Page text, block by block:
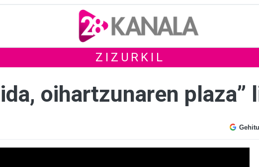
ZIZURKIL
oihartzunaren plaza”